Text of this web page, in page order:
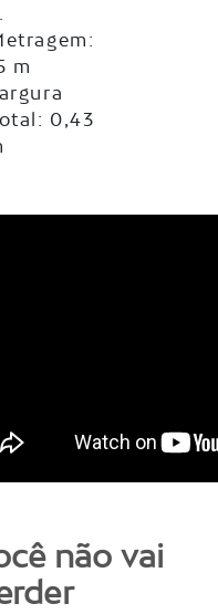
m
0,43
não vai